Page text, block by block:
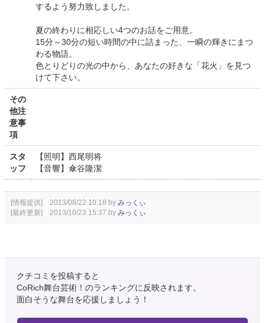
するよう努力致しました。
夏の終わりに相応しい4つのお話をご用意。
15分～30分の短い時間の中に詰まった、一瞬の輝きにまつ
わる物語。
色とりどりの光の中から、あなたの好きな「花火」を見つ
けて下さい。
その
他注
意事
項
スタ
ッフ
【照明】西尾明将
【音響】傘谷隆潔
[情報提供] 2013/08/22 10:18 by みっくぃ
[最終更新] 2013/10/23 15:37 by みっくぃ
クチコミを投稿すると
CoRich舞台芸術！のランキングに反映されます。
面白そうな舞台を応援しましょう！